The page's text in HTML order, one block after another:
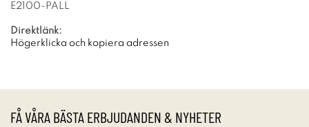
E2100-PALL
Direktlänk:
Högerklicka och kopiera adressen
FÅ VÅRA BÄSTA ERBJUDANDEN & NYHETER